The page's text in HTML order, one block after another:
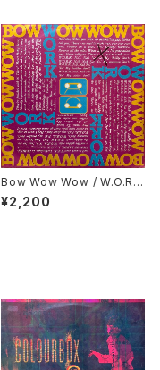
Bow Wow Wow / W.O.R.
K. (N.O. Nah No! No! My
Daddy Don't)
¥2,200